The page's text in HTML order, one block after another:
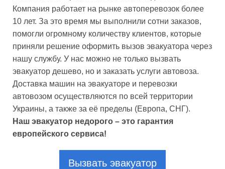
Компания работает на рынке автоперевозок более
10 лет. За это время мы выполнили сотни заказов,
помогли огромному количеству клиентов, которые
приняли решение оформить вызов эвакуатора через
нашу службу. У нас можно не только вызвать
эвакуатор дешево, но и заказать услуги автовоза.
Доставка машин на эвакуаторе и перевозки
автовозом осуществляются по всей территории
Украины, а также за её пределы (Европа, СНГ).
Наш эвакуатор недорого – это гарантия
европейского сервиса!
Вызвать эвакуатор